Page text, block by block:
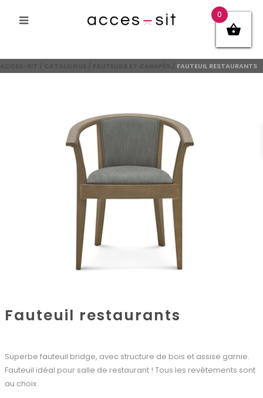
FAUTEUIL RESTAURANTS
Fauteuil restaurants
Superbe fauteuil bridge, avec structure de bois et assise garnie.
Fauteuil idéal pour salle de restaurant ! Tous les revêtements sont
au choix.
0